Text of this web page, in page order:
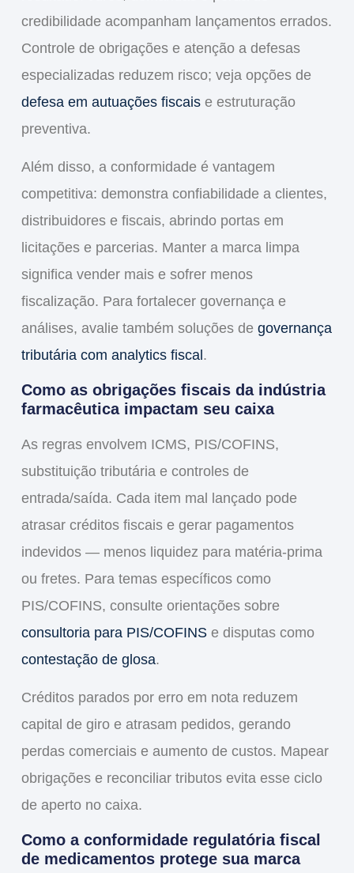
credibilidadeacompanham lançamentos errados.
Controle de obrigações e atenção a defesas
especializadas reduzem risco; veja opções de
defesa em autuações fiscaise estruturação
preventiva.
Além disso, a conformidade é vantagem
competitiva: demonstra confiabilidade a clientes,
distribuidores e fiscais, abrindo portas em
licitações e parcerias. Manter a marcalimpa
significa vender mais e sofrer menos
fiscalização. Para fortalecer governança e
análises, avalie também soluções de governança
tributária com analytics fiscal .
Como as obrigações fiscais da indústria
farmacêutica impactam seu caixa
As regras envolvem ICMS, PIS/COFINS,
substituição tributária e controles de
entrada/saída. Cada item mal lançado pode
atrasar créditos fiscaise gerar pagamentos
indevidos — menos liquidez para matéria-prima
ou fretes. Para temas específicos como
PIS/COFINS, consulte orientações sobre
consultoria para PIS/COFINSe disputas como
contestação de glosa.
Créditos parados por erro em nota reduzem
capital de giro e atrasam pedidos, gerando
perdas comerciais e aumento de custos. Mapear
obrigações e reconciliar tributos evita esse ciclo
de aperto no caixa.
Como a conformidade regulatória fiscal
de medicamentos protege sua marca